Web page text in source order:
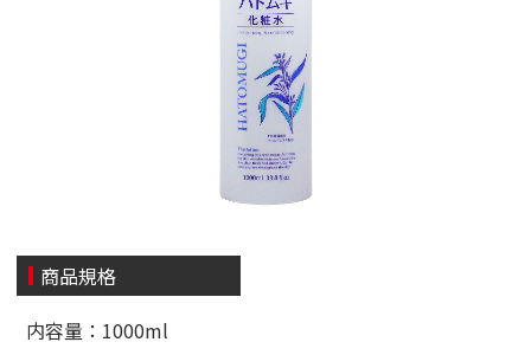
商品規格
内容量：1000ml